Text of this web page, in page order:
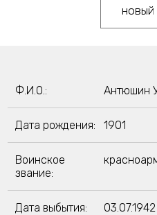
новый
Ф.И.О.: Антюшин
Дата рождения: 1901
Воинское
звание:
Дата выбытия: